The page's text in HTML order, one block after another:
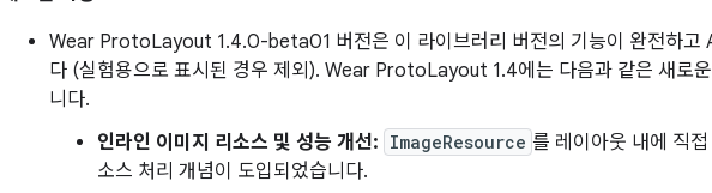
Wear ProtoLayout 1.4.0-beta01 버전은 이 라이브러리 버전의 기능이 완전하고
다 (실험용으로 표시된 경우 제외). Wear ProtoLayout 1.4에는 다음과 같은 새로
니다.
인라인 이미지 리소스 및 성능 개선: ImageResource 를 레이아웃 내에 직
소스 처리 개념이 도입되었습니다.